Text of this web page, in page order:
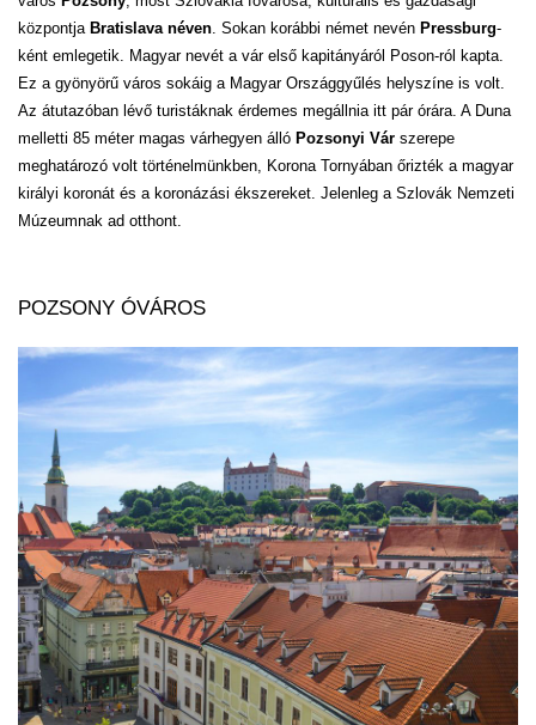
központja Bratislava néven. Sokan korábbi német nevén Pressburg-
ként emlegetik. Magyar nevét a vár első kapitányáról Poson-ról kapta.
Ez a gyönyörű város sokáig a Magyar Országgyűlés helyszíne is volt.
Az átutazóban lévő turistáknak érdemes megállnia itt pár órára. A Duna
melletti 85 méter magas várhegyen álló Pozsonyi Vár szerepe
meghatározó volt történelmünkben, Korona Tornyában őrizték a magyar
királyi koronát és a koronázási ékszereket. Jelenleg a Szlovák Nemzeti
Múzeumnak ad otthont.
POZSONY ÓVÁROS